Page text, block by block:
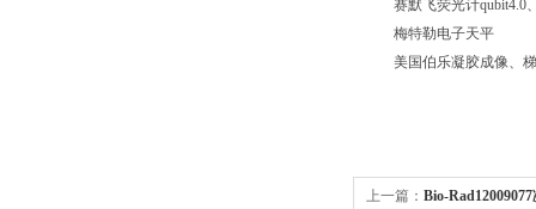
赛默飞荧光计qubit4.0
梅特勒电子天平
美国伯乐凝胶成像、
上一篇： Bio-